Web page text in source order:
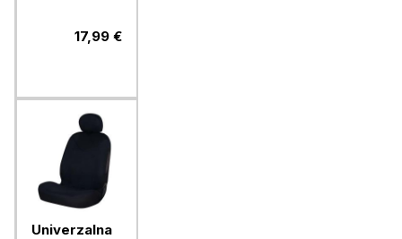
17,99 €
Univerzalna